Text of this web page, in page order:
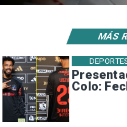
Colo:
MÁS